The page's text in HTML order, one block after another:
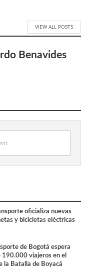
VIEW ALL POSTS
Benavides
oficializa nuevas
y bicicletas eléctricas
de Bogotá espera
190.000 viajeros en el
la Batalla de Boyacá